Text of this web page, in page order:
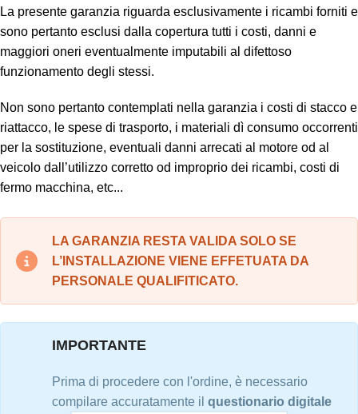
La presente garanzia riguarda esclusivamente i ricambi forniti e
sono pertanto esclusi dalla copertura tutti i costi, danni e
maggiori oneri eventualmente imputabili al difettoso
funzionamento degli stessi.
Non sono pertanto contemplati nella garanzia i costi di stacco e
riattacco, le spese di trasporto, i materiali dì consumo occorrenti
per la sostituzione, eventuali danni arrecati al motore od al
veicolo dall’utilizzo corretto od improprio dei ricambi, costi di
fermo macchina, etc...
LA GARANZIA RESTA VALIDA SOLO SE
L’INSTALLAZIONE VIENE EFFETUATA DA
PERSONALE QUALIFITICATO.
IMPORTANTE
Prima di procedere con l'ordine, è necessario
compilare accuratamente il questionario digitale